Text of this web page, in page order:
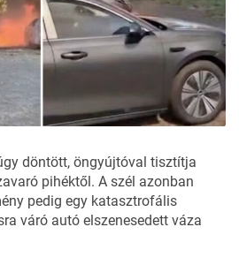
döntött, öngyújtóval tisztítja
pihéktől. A szél azonban
pedig egy katasztrofális
váró autó elszenesedett váza